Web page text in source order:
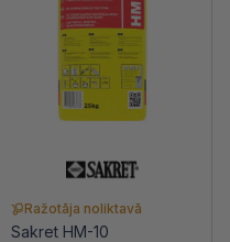
Ražotāja noliktavā
Sakret HM-10